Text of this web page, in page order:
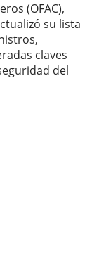
(OFAC),
su lista
claves
del